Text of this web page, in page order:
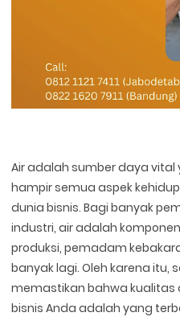
Air adalah sumber daya
hampir semua aspek
dunia bisnis. Bagi banyak
industri, air adalah
produksi, pemadam
banyak lagi. Oleh karena itu,
memastikan bahwa
bisnis Anda adalah yang